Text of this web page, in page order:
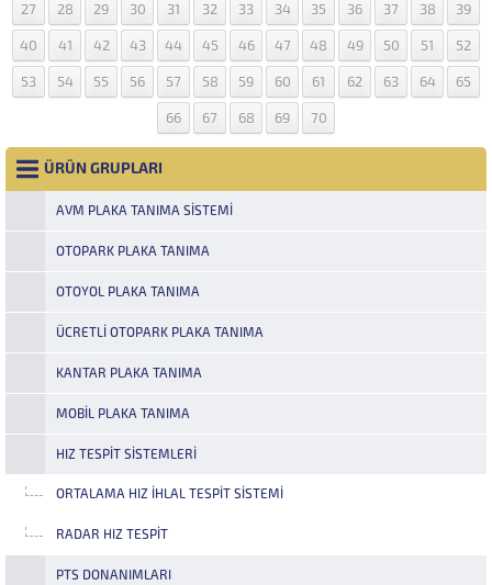
27 28 29 30 31 32 33 34 35 36 37 38 39
40 41 42 43 44 45 46 47 48 49 50 51 52
53 54 55 56 57 58 59 60 61 62 63 64 65
66 67 68 69 70
ÜRÜN GRUPLARI
AVM PLAKA TANIMA SISTEMI
OTOPARK PLAKA TANIMA
OTOYOL PLAKA TANIMA
ÜCRETLI OTOPARK PLAKA TANIMA
KANTAR PLAKA TANIMA
MOBIL PLAKA TANIMA
HIZ TESPIT SISTEMLERI
ORTALAMA HIZ İHLAL TESPIT SISTEMI
RADAR HIZ TESPIT
PTS DONANIMLARI